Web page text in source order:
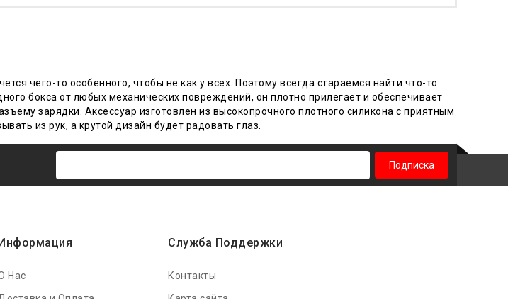
чего-то особенного, чтобы не как у всех. Поэтому всегда стараемся найти что-то
бокса от любых механических повреждений, он плотно прилегает и обеспечивает
зарядки. Аксессуар изготовлен из высокопрочного плотного силикона с приятным
из рук, а крутой дизайн будет радовать глаз.
Подписка
Информация
Нас
Служба Поддержки
Контакты